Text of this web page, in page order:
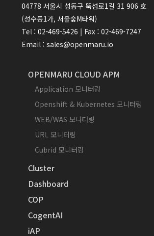
04778 서울시 성동구 뚝섬로1길 31 906 호
(성수동1가, 서울숲M타워)
Tel : 02-469-5426 | Fax : 02-469-7247
Email : sales@openmaru.io
OPENMARU CLOUD APM
Application 모니터링
Openshift & Kubernetes 모니터링
WEB/WAS 모니터링
URL 모니터링
Cubrid 모니터링
Cluster
Dashboard
COP
CogentAI
iAP